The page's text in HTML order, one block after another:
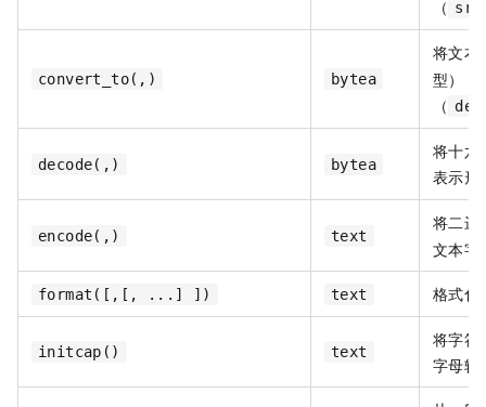
（
convert_to(,) bytea
将文本
型），
（
decode(,) bytea
将十六
表示形
encode(,) text
将二进
文本字
format([,[, ...] ]) text 格式化
initcap() text
将字符
字母转